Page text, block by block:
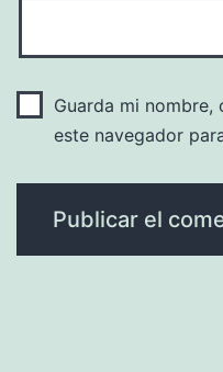
Guarda mi
este navegador